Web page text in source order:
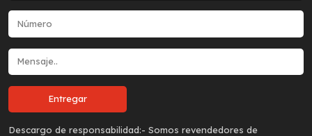
Descargo de responsabilidad:- Somos revendedores de